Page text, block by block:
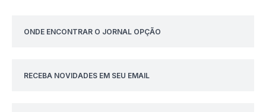
ONDE ENCONTRAR O JORNAL OPÇÃO
RECEBA NOVIDADES EM SEU EMAIL